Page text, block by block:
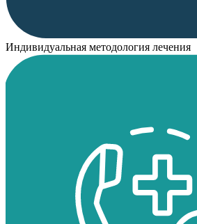
Индивидуальная методология лечения